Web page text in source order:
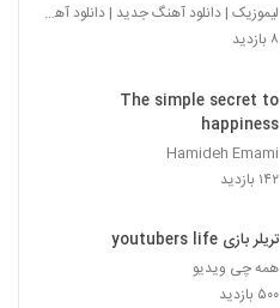
لیموزیک | دانلود آهنگ جدید | دانلود آهنگ
۸ بازدید
The simple secret to
happiness
Hamideh Emami
۱۴۲ بازدید
تریلر بازی youtubers life
همه چی ویدیو
۵۰۰ بازدید